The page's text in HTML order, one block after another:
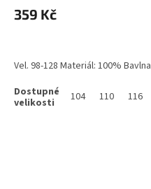
359 Kč
Vel. 98-128 Materiál: 100% Bavlna
104 110 116